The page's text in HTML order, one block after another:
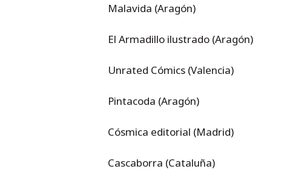
Malavida (Aragón)
El Armadillo ilustrado (Aragón)
Unrated Cómics (Valencia)
Pintacoda (Aragón)
Cósmica editorial (Madrid)
Cascaborra (Cataluña)